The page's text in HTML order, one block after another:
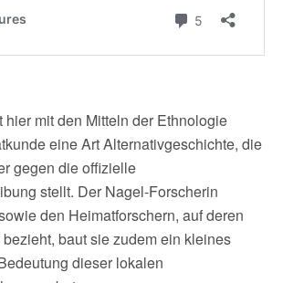
hier mit den Mitteln der Ethnologie
eine Art Alternativgeschichte, die
gegen die offizielle
stellt. Der Nagel-Forscherin
den Heimatforschern, auf deren
baut sie zudem ein kleines
dieser lokalen